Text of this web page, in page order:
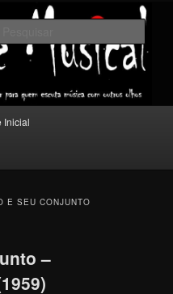
outros olhos.
Inicial
E SEU CONJUNTO
–